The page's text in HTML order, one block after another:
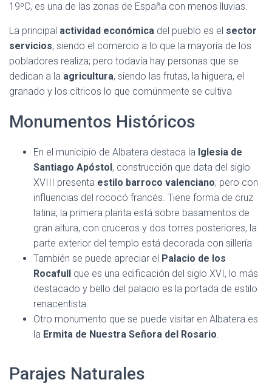
19ºC, es una de las zonas de España con menos lluvias.
La principal actividad económica del pueblo es el sector
servicios, siendo el comercio a lo que la mayoría de los
pobladores realiza; pero todavía hay personas que se
dedican a la agricultura, siendo las frutas, la higuera, el
granado y los cítricos lo que comúnmente se cultiva
Monumentos Históricos
En el municipio de Albatera destaca la Iglesia de
Santiago Apóstol, construcción que data del siglo
XVIII presenta estilo barroco valenciano; pero con
influencias del rococó francés. Tiene forma de cruz
latina, la primera planta está sobre basamentos de
gran altura, con cruceros y dos torres posteriores, la
parte exterior del templo está decorada con sillería
También se puede apreciar el Palacio de los
Rocafull que es una edificación del siglo XVI, lo más
destacado y bello del palacio es la portada de estilo
renacentista.
Otro monumento que se puede visitar en Albatera es
la Ermita de Nuestra Señora del Rosario.
Parajes Naturales